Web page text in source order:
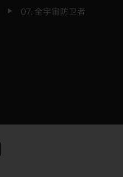
07. 全宇宙防卫者